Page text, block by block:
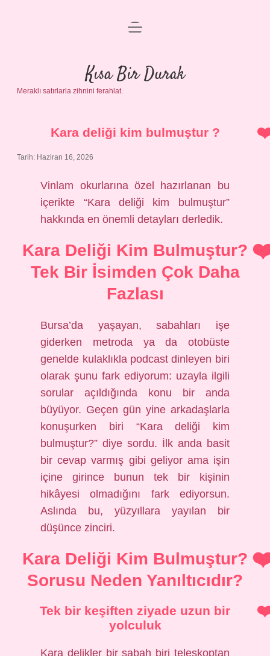
Anasayfa
Gizlilik Politikası
Yasal Uyarı
menüyü
Kısa Bir Durak
Meraklı satırlarla zihnini ferahlat.
Kara deliği kim bulmuştur ?
Tarih: Haziran 16, 2026
Vinlam okurlarına özel hazırlanan bu
içerikte “Kara deliği kim bulmuştur”
hakkında en önemli detayları derledik.
Kara Deliği Kim Bulmuştur?
Tek Bir İsimden Çok Daha
Fazlası
Bursa’da yaşayan, sabahları işe
giderken metroda ya da otobüste
genelde kulaklıkla podcast dinleyen biri
olarak şunu fark ediyorum: uzayla ilgili
sorular açıldığında konu bir anda
büyüyor. Geçen gün yine arkadaşlarla
konuşurken biri “Kara deliği kim
bulmuştur?” diye sordu. İlk anda basit
bir cevap varmış gibi geliyor ama işin
içine girince bunun tek bir kişinin
hikâyesi olmadığını fark ediyorsun.
Aslında bu, yüzyıllara yayılan bir
düşünce zinciri.
Kara Deliği Kim Bulmuştur?
Sorusu Neden Yanıltıcıdır?
Tek bir keşiften ziyade uzun bir
yolculuk
Kara delikler bir sabah biri teleskoptan